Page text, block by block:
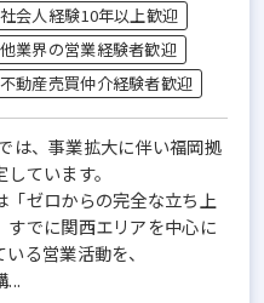
社会人経験10年以上歓迎
他業界の営業経験者歓迎
不動産売買仲介経験者歓迎
は、事業拡大に伴い福岡拠
ています。
「ゼロからの完全な立ち上
すでに関西エリアを中心に
る営業活動を、
...